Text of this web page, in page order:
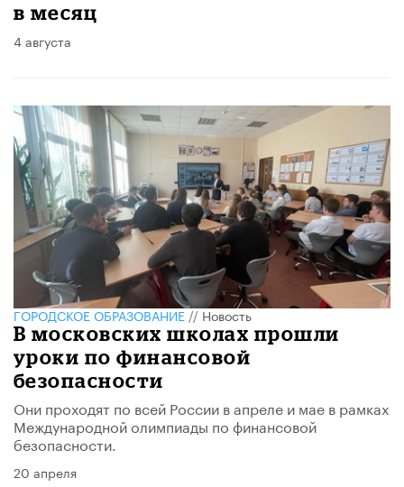
в месяц
4 августа
ГОРОДСКОЕ ОБРАЗОВАНИЕ//Новость
В московских школах прошли
уроки по финансовой
безопасности
Они проходят по всей России в апреле и мае в рамках
Международной олимпиады по финансовой
безопасности.
20 апреля